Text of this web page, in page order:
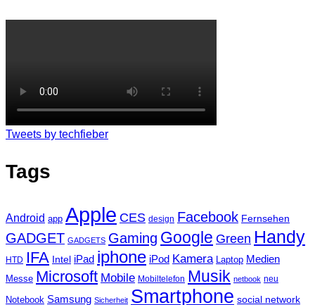
Tweets by techfieber
Tags
Android app Apple CES design Facebook Fernsehen
GADGET GADGETS Gaming Google Green Handy
HTD IFA Intel iPad iphone iPod Kamera Laptop Medien
Messe Microsoft Mobile Mobiltelefon Musik netbook neu
Notebook Samsung Sicherheit Smartphone social network